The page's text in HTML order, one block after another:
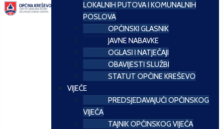
LOKALNIH PUTOVA I KOMUNALNIH
POSLOVA
OPĆINSKI GLASNIK
JAVNE NABAVKE
OGLASI I NATJEČAJI
OBAVIJESTI SLUŽBI
STATUT OPĆINE KREŠEVO
VIJEĆE
PREDSJEDAVAJUĆI OPĆINSKOG
VIJEĆA
TAJNIK OPĆINSKOG VIJEĆA